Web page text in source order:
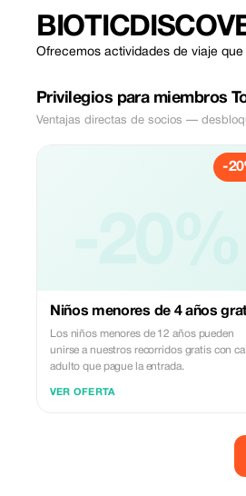
Ofrecemos actividades de viaje
Privilegios para miembros
Ventajas directas de socios —
-
Niños menores de 4 años
Los niños menores de 12 años pueden
unirse a nuestros recorridos gratis con
adulto que pague la entrada.
VER OFERTA